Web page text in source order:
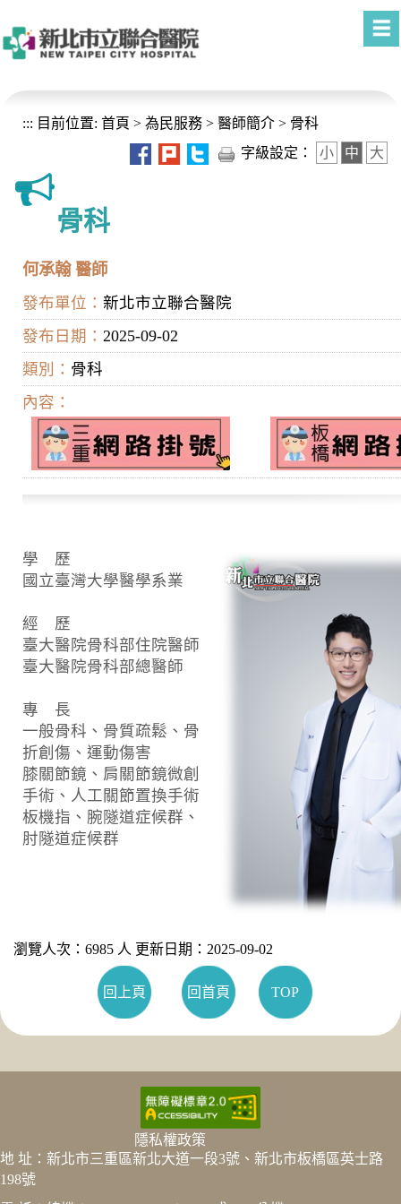
::: 目前位置: 首頁 > 為民服務 > 醫師簡介 > 骨科
字級設定：
小 中 大
骨科
何承翰 醫師
發布單位： 新北市立聯合醫院
發布日期： 2025-09-02
類別： 骨科
內容：
學 歷
國立臺灣大學醫學系業
經 歷
臺大醫院骨科部住院醫師
臺大醫院骨科部總醫師
專 長
一般骨科、骨質疏鬆、骨
折創傷、運動傷害
膝關節鏡、肩關節鏡微創
手術、人工關節置換手術
板機指、腕隧道症候群、
肘隧道症候群
瀏覽人次：6985 人 更新日期：2025-09-02
回上頁 回首頁 TOP
隱私權政策
地 址：新北市三重區新北大道一段3號、新北市板橋區英士路
198號